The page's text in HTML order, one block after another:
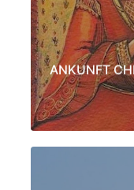
ANKUNFT
Danach hat